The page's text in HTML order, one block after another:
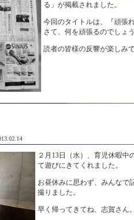
る」が掲載されました。
今回のタイトルは、『頑張
さて、何を頑張るのでしょ
読者の皆様の反響が楽しみ
２月13日（水）、育児休暇
て遊びにきてくれました。
お昼休みに思わず、みんなで
撮りました。
早く帰ってきてね、志賀さん